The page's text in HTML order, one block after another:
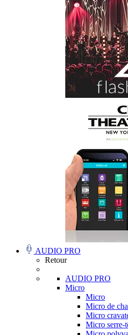
AUDIO PRO
Retour
AUDIO PRO
Micro
Micro
Micro de
Micro
Micro serre-